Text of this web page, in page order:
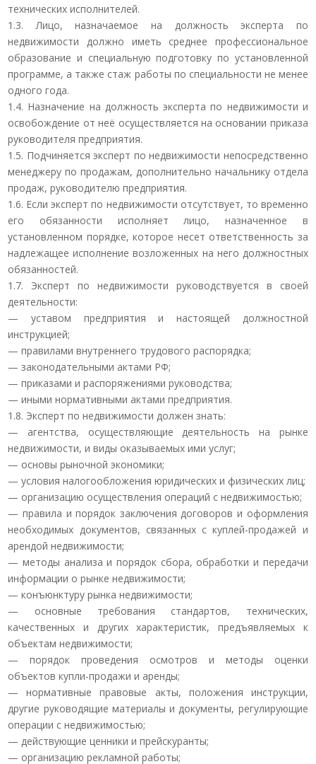
технических исполнителей.
1.3. Лицо, назначаемое на должность эксперта по
недвижимости должно иметь среднее профессиональное
образование и специальную подготовку по установленной
программе, а также стаж работы по специальности не менее
одного года.
1.4. Назначение на должность эксперта по недвижимости и
освобождение от неё осуществляется на основании приказа
руководителя предприятия.
1.5. Подчиняется эксперт по недвижимости непосредственно
менеджеру по продажам, дополнительно начальнику отдела
продаж, руководителю предприятия.
1.6. Если эксперт по недвижимости отсутствует, то временно
его обязанности исполняет лицо, назначенное в
установленном порядке, которое несет ответственность за
надлежащее исполнение возложенных на него должностных
обязанностей.
1.7. Эксперт по недвижимости руководствуется в своей
деятельности:
— уставом предприятия и настоящей должностной
инструкцией;
— правилами внутреннего трудового распорядка;
— законодательными актами РФ;
— приказами и распоряжениями руководства;
— иными нормативными актами предприятия.
1.8. Эксперт по недвижимости должен знать:
— агентства, осуществляющие деятельность на рынке
недвижимости, и виды оказываемых ими услуг;
— основы рыночной экономики;
— условия налогообложения юридических и физических лиц;
— организацию осуществления операций с недвижимостью;
— правила и порядок заключения договоров и оформления
необходимых документов, связанных с куплей-продажей и
арендой недвижимости;
— методы анализа и порядок сбора, обработки и передачи
информации о рынке недвижимости;
— конъюнктуру рынка недвижимости;
— основные требования стандартов, технических,
качественных и других характеристик, предъявляемых к
объектам недвижимости;
— порядок проведения осмотров и методы оценки
объектов купли-продажи и аренды;
— нормативные правовые акты, положения инструкции,
другие руководящие материалы и документы, регулирующие
операции с недвижимостью;
— действующие ценники и прейскуранты;
— организацию рекламной работы;